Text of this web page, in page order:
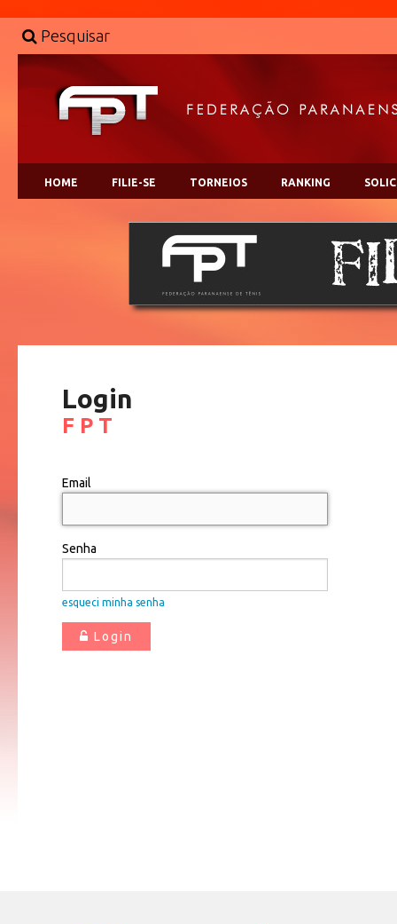
Pesquisar
HOME FILIE-SE TORNEIOS RANKING
Login
F P T
Email
Senha
esqueci minha senha
Login